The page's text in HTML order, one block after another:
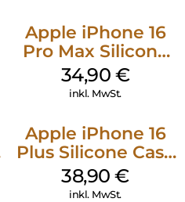
Apple iPhone 16
Pro Max Silicone
Case MagSafe
Denim
34,90 €
inkl. MwSt.
Apple iPhone 16
Plus Silicone Case
MagSafe Denim
38,90€
inkl. MwSt.